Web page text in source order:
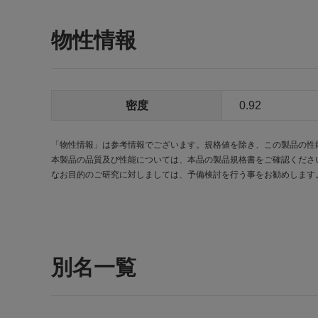
物性情報
密度 0.92
「物性情報」は参考情報でございます。規格値を除き、この製品の
本製品の品質及び性能については、本品の製品規格書をご確認くださ
なお目的のご研究に対しましては、予備検討を行う事をお勧めします。
別名一覧